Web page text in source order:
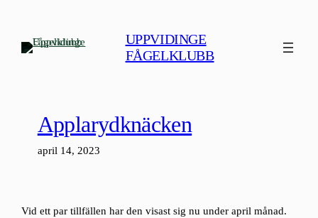
innehåll
UPPVIDINGE
FÅGELKLUBB
Applarydknäcken
april 14, 2023
Vid ett par tillfällen har den visast sig nu under april månad.